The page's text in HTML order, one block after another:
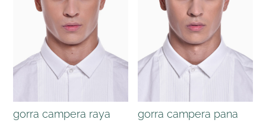
gorra campera raya gorra campera pana